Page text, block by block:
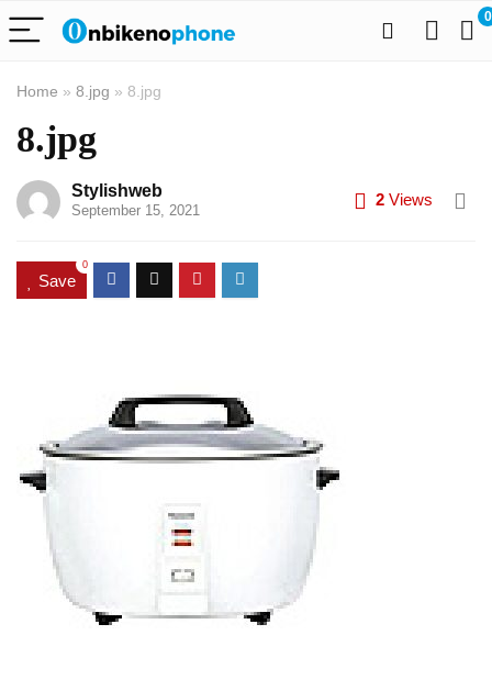
0
Home » 8.jpg » 8.jpg
8.jpg
Stylishweb
September 15, 2021
2 Views
Save
0